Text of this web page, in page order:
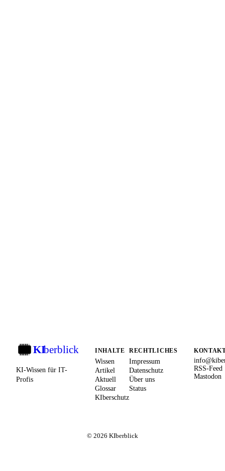
KIberblick
KI-Wissen für IT-
Profis
INHALTE
Wissen
Artikel
Aktuell
Glossar
KIberschutz
RECHTLICHES
Impressum
Datenschutz
Über uns
Status
RSS-Feed
Mastodon
© 2026 KIberblick